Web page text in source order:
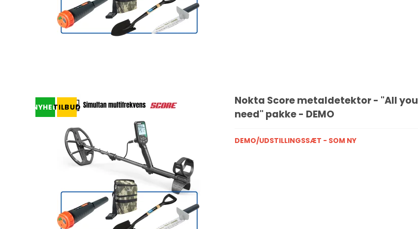
NYHEDTILBUD
Nokta Score metaldetektor - "All you
need" pakke - DEMO
DEMO/UDSTILLINGSSÆT - SOM NY